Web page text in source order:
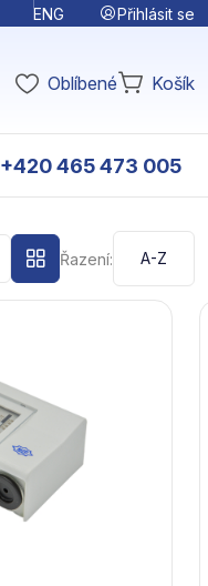
ENG Přihlásit se
Oblíbené Košík
+420 465 473 005
Řazení: